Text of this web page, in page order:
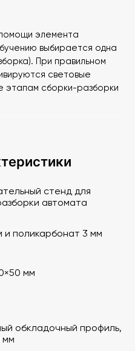
элемента
выбирается одна
При правильном
световые
этапам сборки-разборки
элемента управления
таймер
соблюдении порядка
световой элемент,
этапу сборки-
порядка сборки-
световой элемент
сигналом. По
цикла на таймере
стенд для
автомата
поликарбонат 3 мм
мм
обкладочный профиль,
мм